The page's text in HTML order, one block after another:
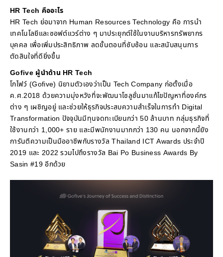
HR Tech คืออะไร
HR Tech ย่อมาจาก Human Resources Technology คือ การนำ
เทคโนโลยีและซอฟต์แวร์ต่าง ๆ มาประยุกต์ใช้ในงานบริหารทรัพยากร
บุคคล เพื่อเพิ่มประสิทธิภาพ ลดขั้นตอนที่ซับซ้อน และสนับสนุนการ
ตัดสินใจที่ดียิ่งขึ้น
Gofive ผู้นำด้าน HR Tech
โกไฟว์ (Gofive) นิยามตัวเองว่าเป็น Tech Company ก่อตั้งเมื่อ
ค.ศ.2018 ด้วยความมุ่งหวังที่จะพัฒนาโซลูชั่นมาแก้ไขปัญหาที่องค์กร
ต่าง ๆ เผชิญอยู่ และช่วยให้ธุรกิจประสบความสำเร็จในการทำ Digital
Transformation ปัจจุบันมีทุนจดทะเบียนกว่า 50 ล้านบาท กลุ่มธุรกิจที่
ใช้งานกว่า 1,000+ ราย และมีพนักงานมากกว่า 130 คน นอกจากนี้ยัง
การันตีความเป็นมืออาชีพกับรางวัล Thailand ICT Awards ประจำปี
2019 และ 2022 รวมไปถึงรางวัล Bai Po Business Awards By
Sasin #19 อีกด้วย